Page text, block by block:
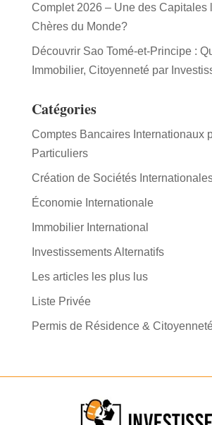
Complet 2026 – Une des Capitales
Chères du Monde?
Découvrir Sao Tomé-et-Principe :
Immobilier, Citoyenneté par
Catégories
Comptes Bancaires Internationaux
Particuliers
Création de Sociétés
Économie Internationale
Immobilier International
Investissements Alternatifs
Les articles les plus lus
Liste Privée
Permis de Résidence &